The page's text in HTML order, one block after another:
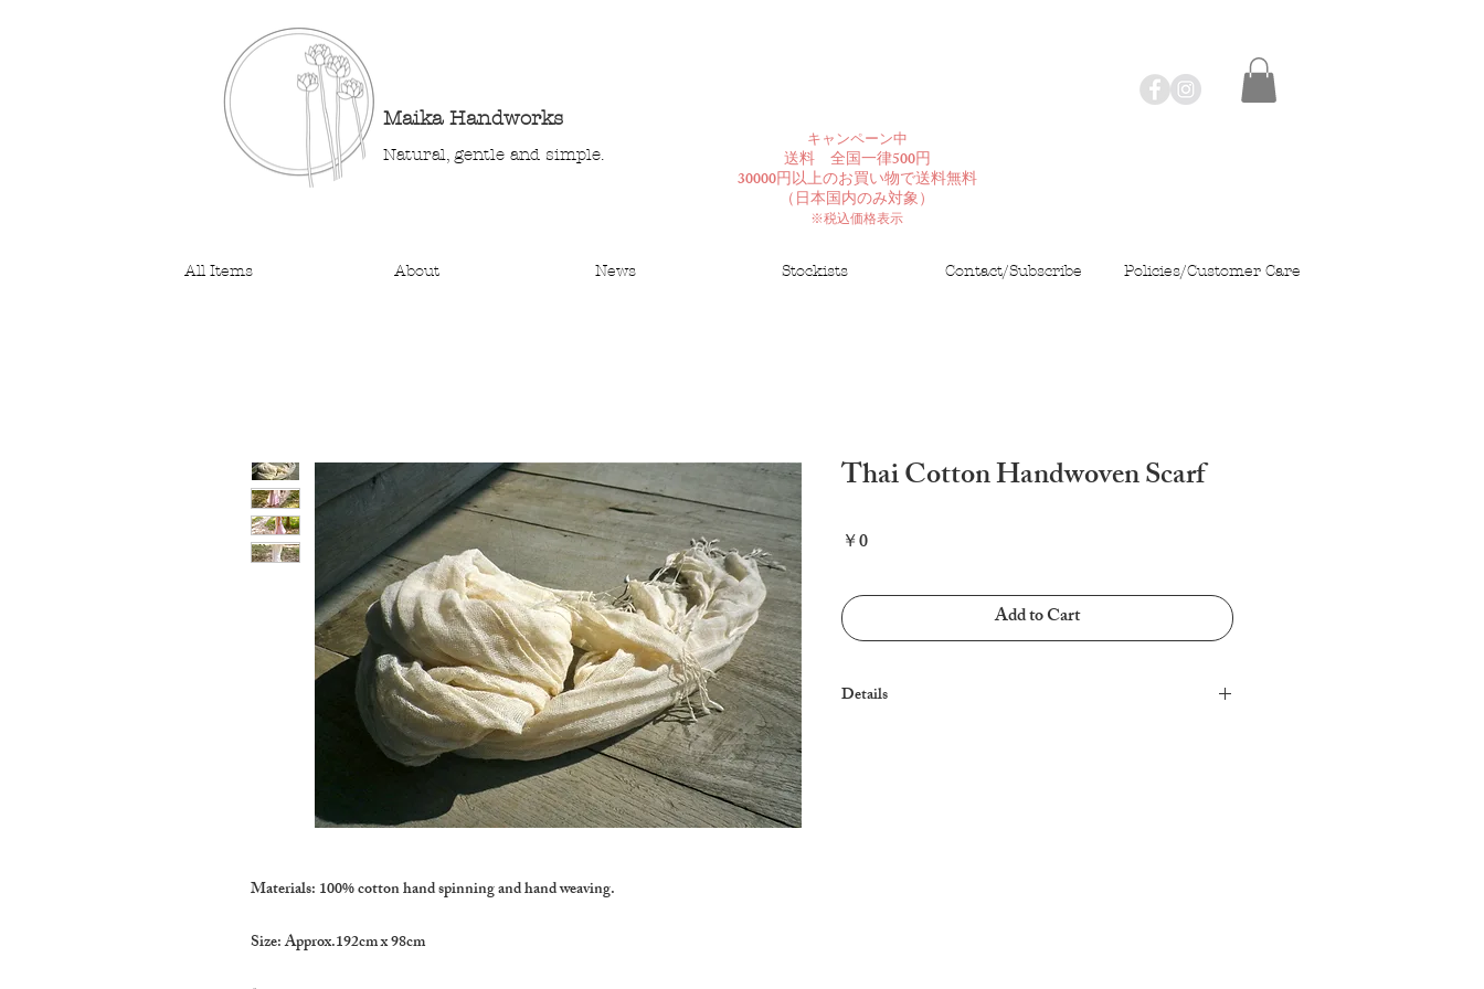
Maika Handworks
Natural, gentle and simple. ​キャンペーン中
送料 全国一律500円
30000円以上のお買い物で送料無料
​（日本国内のみ対象）
※税込価格表示
All Items About News Stockists Contact/Subscribe Policies/Customer Care
Materials: 100% cotton hand spinning and hand weaving.
Size: Approx.192cm x 98cm
Thai Cotton Handwoven Scarf
￥0Price
Add to Cart
Details